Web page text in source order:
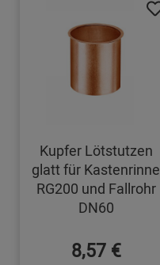
Kupfer Lötstutzen
glatt für Kastenrinne
RG200 und Fallrohr
DN60
8,57 €